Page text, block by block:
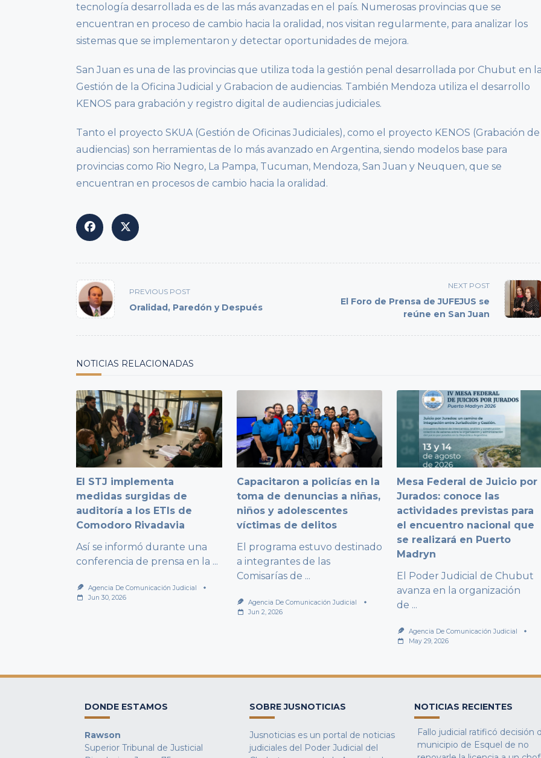
tecnología desarrollada es de las más avanzadas en el país. Numerosas provincias que se
encuentran en proceso de cambio hacia la oralidad, nos visitan regularmente, para analizar los
sistemas que se implementaron y detectar oportunidades de mejora.
San Juan es una de las provincias que utiliza toda la gestión penal desarrollada por Chubut en
Gestión de la Oficina Judicial y Grabacion de audiencias. También Mendoza utiliza el desarrollo
KENOS para grabación y registro digital de audiencias judiciales.
Tanto el proyecto SKUA (Gestión de Oficinas Judiciales), como el proyecto KENOS (Grabación de
audiencias) son herramientas de lo más avanzado en Argentina, siendo modelos base para
provincias como Rio Negro, La Pampa, Tucuman, Mendoza, San Juan y Neuquen, que se
encuentran en procesos de cambio hacia la oralidad.
<span
class="nav-
subtitle
PREVIOUS POST
Oralidad, Paredón y Después
NEXT POST
El Foro de Prensa de JUFEJUS se
reúne en San Juan
NOTICIAS RELACIONADAS
El STJ implementa
medidas surgidas de
auditoría a los ETIs de
Comodoro Rivadavia
Así se informó durante una
conferencia de prensa en la ...
Agencia De Comunicación Judicial
Jun 30, 2026
Capacitaron a policías en la
toma de denuncias a niñas,
niños y adolescentes
víctimas de delitos
El programa estuvo destinado
a integrantes de las
Comisarías de ...
Agencia De Comunicación Judicial
Jun 2, 2026
Mesa Federal de Juicio por
Jurados: conoce las
actividades previstas para
el encuentro nacional que
se realizará en Puerto
Madryn
El Poder Judicial de Chubut
avanza en la organización
de ...
Agencia De Comunicación Judicial
May 29, 2026
DONDE ESTAMOS
Rawson
Superior Tribunal de Justicial
SOBRE JUSNOTICIAS
Jusnoticias es un portal de noticias
judiciales del Poder Judicial del
NOTICIAS RECIENTES
Fallo judicial ratificó decisión
municipio de Esquel de no